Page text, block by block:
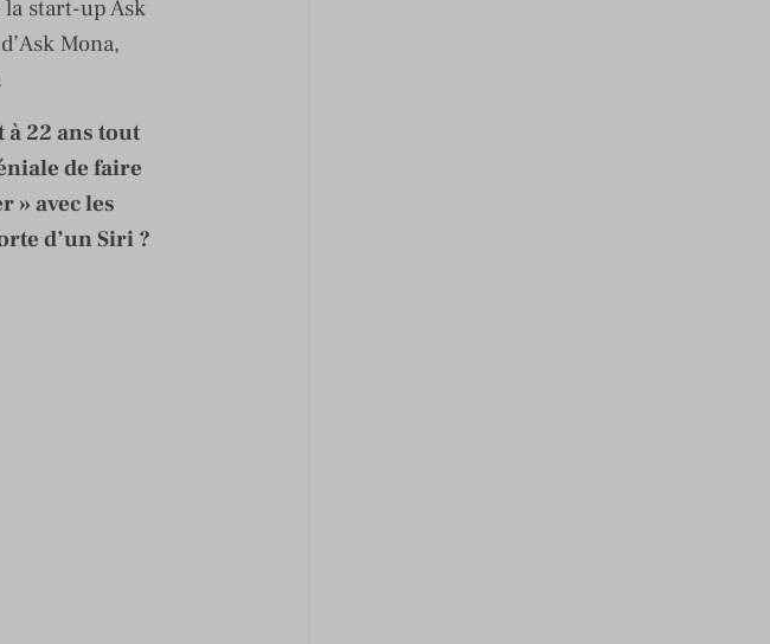
start-up Ask
Mona,
à 22 ans tout
de faire
» avec les
d’un Siri ?